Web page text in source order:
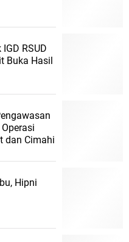
RSUD
Buka Hasil
dan Cimahi
Hipni